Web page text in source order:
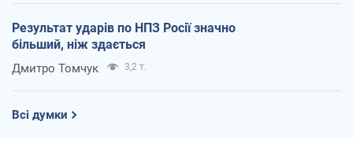
Результат ударів по НПЗ Росії значно
більший, ніж здається
Дмитро Томчук 3,2 т.
Всі думки